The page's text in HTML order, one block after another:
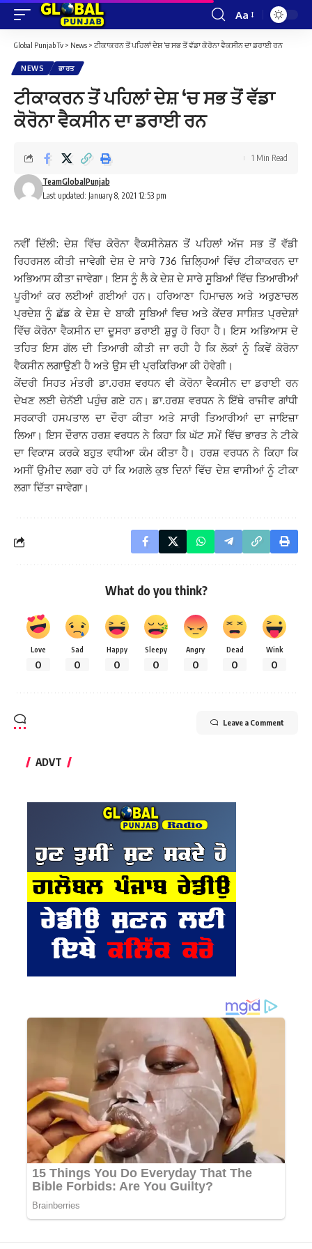
Font
Resizer
Aa
Global Punjab Tv > News > ਟੀਕਾਕਰਨ ਤੋਂ ਪਹਿਲਾਂ ਦੇਸ਼ ‘ਚ ਸਭ ਤੋਂ ਵੱਡਾ ਕੋਰੋਨਾ ਵੈਕਸੀਨ ਦਾ ਡਰਾਈ ਰਨ
NEWS ਭਾਰਤ
ਟੀਕਾਕਰਨ ਤੋਂ ਪਹਿਲਾਂ ਦੇਸ਼ ‘ਚ ਸਭ ਤੋਂ ਵੱਡਾ
ਕੋਰੋਨਾ ਵੈਕਸੀਨ ਦਾ ਡਰਾਈ ਰਨ
Last updated: January 8, 2021 12:53 pm
TeamGlobalPunjab
1 Min Read
ਨਵੀਂ ਦਿੱਲੀ: ਦੇਸ਼ ਵਿੱਚ ਕੋਰੋਨਾ ਵੈਕਸੀਨੇਸ਼ਨ ਤੋਂ ਪਹਿਲਾਂ ਅੱਜ ਸਭ ਤੋਂ ਵੱਡੀ
ਰਿਹਰਸਲ ਕੀਤੀ ਜਾਵੇਗੀ ਦੇਸ਼ ਦੇ ਸਾਰੇ 736 ਜ਼ਿਲ੍ਹਿਆਂ ਵਿੱਚ ਟੀਕਾਕਰਨ ਦਾ
ਅਭਿਆਸ ਕੀਤਾ ਜਾਵੇਗਾ। ਇਸ ਨੂੰ ਲੈ ਕੇ ਦੇਸ਼ ਦੇ ਸਾਰੇ ਸੂਬਿਆਂ ਵਿੱਚ ਤਿਆਰੀਆਂ
ਪੂਰੀਆਂ ਕਰ ਲਈਆਂ ਗਈਆਂ ਹਨ। ਹਰਿਆਣਾ ਹਿਮਾਚਲ ਅਤੇ ਅਰੁਣਾਚਲ
ਪ੍ਰਦੇਸ਼ ਨੂੰ ਛੱਡ ਕੇ ਦੇਸ਼ ਦੇ ਬਾਕੀ ਸੂਬਿਆਂ ਵਿਚ ਅਤੇ ਕੇਂਦਰ ਸਾਸ਼ਿਤ ਪ੍ਰਦੇਸ਼ਾਂ
ਵਿੱਚ ਕੋਰੋਨਾ ਵੈਕਸੀਨ ਦਾ ਦੂਸਰਾ ਡਰਾਈ ਸ਼ੁਰੂ ਹੋ ਰਿਹਾ ਹੈ। ਇਸ ਅਭਿਆਸ ਦੇ
ਤਹਿਤ ਇਸ ਗੱਲ ਦੀ ਤਿਆਰੀ ਕੀਤੀ ਜਾ ਰਹੀ ਹੈ ਕਿ ਲੋਕਾਂ ਨੂੰ ਕਿਵੇਂ ਕੋਰੋਨਾ
ਵੈਕਸੀਨ ਲਗਾਉਣੀ ਹੈ ਅਤੇ ਉਸ ਦੀ ਪ੍ਰਕਿਰਿਆ ਕੀ ਹੋਵੇਗੀ।
ਕੇਂਦਰੀ ਸਿਹਤ ਮੰਤਰੀ ਡਾ.ਹਰਸ਼ ਵਰਧਨ ਵੀ ਕੋਰੋਨਾ ਵੈਕਸੀਨ ਦਾ ਡਰਾਈ ਰਨ
ਦੇਖਣ ਲਈ ਚੇਨੱਈ ਪਹੁੰਚ ਗਏ ਹਨ। ਡਾ.ਹਰਸ਼ ਵਰਧਨ ਨੇ ਇੱਥੇ ਰਾਜੀਵ ਗਾਂਧੀ
ਸਰਕਾਰੀ ਹਸਪਤਾਲ ਦਾ ਦੌਰਾ ਕੀਤਾ ਅਤੇ ਸਾਰੀ ਤਿਆਰੀਆਂ ਦਾ ਜਾਇਜ਼ਾ
ਲਿਆ। ਇਸ ਦੌਰਾਨ ਹਰਸ਼ ਵਰਧਨ ਨੇ ਕਿਹਾ ਕਿ ਘੱਟ ਸਮੇਂ ਵਿੱਚ ਭਾਰਤ ਨੇ ਟੀਕੇ
ਦਾ ਵਿਕਾਸ ਕਰਕੇ ਬਹੁਤ ਵਧੀਆ ਕੰਮ ਕੀਤਾ ਹੈ। ਹਰਸ਼ ਵਰਧਨ ਨੇ ਕਿਹਾ ਕਿ
ਅਸੀਂ ਉਮੀਦ ਲਗਾ ਰਹੇ ਹਾਂ ਕਿ ਅਗਲੇ ਕੁਝ ਦਿਨਾਂ ਵਿੱਚ ਦੇਸ਼ ਵਾਸੀਆਂ ਨੂੰ ਟੀਕਾ
ਲਗਾ ਦਿੱਤਾ ਜਾਵੇਗਾ।
What do you think?
Love
0
Sad
0
Happy
0
Sleepy
0
Angry
0
Dead
0
Wink
0
Leave a Comment
ADVT